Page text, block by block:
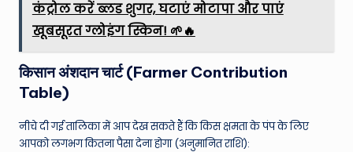
कंट्रोल करें ब्लड शुगर, घटाएं मोटापा और पाएं
खूबसूरत ग्लोइंग स्किन! 🌱🔥
किसान अंशदान चार्ट (Farmer Contribution
Table)
नीचे दी गई तालिका में आप देख सकते हैं कि किस क्षमता के पंप के लिए
आपको लगभग कितना पैसा देना होगा (अनुमानित राशि):